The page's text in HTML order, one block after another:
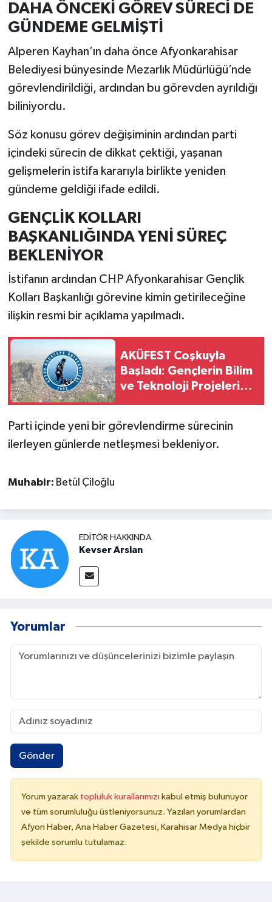
DAHA ÖNCEKİ GÖREV SÜRECİ DE
GÜNDEME GELMİŞTİ
Alperen Kayhan’ın daha önce Afyonkarahisar
Belediyesi bünyesinde Mezarlık Müdürlüğü’nde
görevlendirildiği, ardından bu görevden ayrıldığı
biliniyordu.
Söz konusu görev değişiminin ardından parti
içindeki sürecin de dikkat çektiği, yaşanan
gelişmelerin istifa kararıyla birlikte yeniden
gündeme geldiği ifade edildi.
GENÇLİK KOLLARI
BAŞKANLIĞINDA YENİ SÜREÇ
BEKLENİYOR
İstifanın ardından CHP Afyonkarahisar Gençlik
Kolları Başkanlığı görevine kimin getirileceğine
ilişkin resmi bir açıklama yapılmadı.
AKÜFEST Coşkuyla
Başladı: Gençlerin Bilim
ve Teknoloji Projeleri
Parti içinde yeni bir görevlendirme sürecinin
ilerleyen günlerde netleşmesi bekleniyor.
Muhabir: Betül Çiloğlu
EDITÖR HAKKINDA
Kevser Arslan
Yorumlar
Gönder
Yorum yazarak topluluk kurallarımızı kabul etmiş bulunuyor
ve tüm sorumluluğu üstleniyorsunuz. Yazılan yorumlardan
Afyon Haber, Ana Haber Gazetesi, Karahisar Medya hiçbir
şekilde sorumlu tutulamaz.